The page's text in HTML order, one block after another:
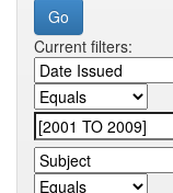
Current filters: